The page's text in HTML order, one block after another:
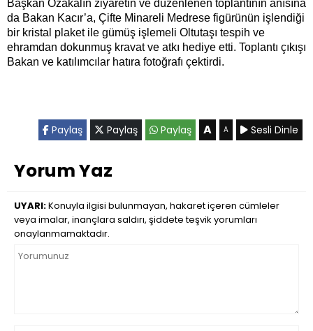
Başkan Özakalın ziyaretin ve düzenlenen toplantının anısına
da Bakan Kacır’a, Çifte Minareli Medrese figürünün işlendiği
bir kristal plaket ile gümüş işlemeli Oltutaşı tespih ve
ehramdan dokunmuş kravat ve atkı hediye etti. Toplantı çıkışı
Bakan ve katılımcılar hatıra fotoğrafı çektirdi.
Paylaş Paylaş Paylaş A A Sesli Dinle
Yorum Yaz
UYARI:Konuyla ilgisi bulunmayan, hakaret içeren cümleler
veya imalar, inançlara saldırı, şiddete teşvik yorumları
onaylanmamaktadır.